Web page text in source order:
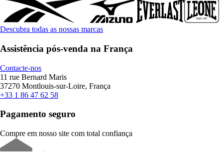
Descubra todas as nossas marcas
Assistência pós-venda na França
Contacte-nos
11 rue Bernard Maris
37270 Montlouis-sur-Loire, França
+33 1 86 47 62 58
Pagamento seguro
Compre em nosso site com total confiança